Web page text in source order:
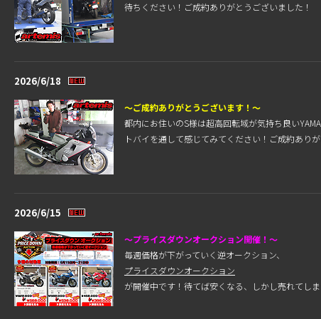
待ちください！ご成約ありがとうございました！
2026/6/18
～ご成約ありがとうございます！～
都内にお住いのS様は超高回転域が気持ち良い
トバイを通して感じてみてください！ご成約あり
2026/6/15
～プライスダウンオークション開催！～
毎週価格が下がっていく逆オークション、
プライスダウンオークション
が開催中です！待てば安くなる、しかし売れてし